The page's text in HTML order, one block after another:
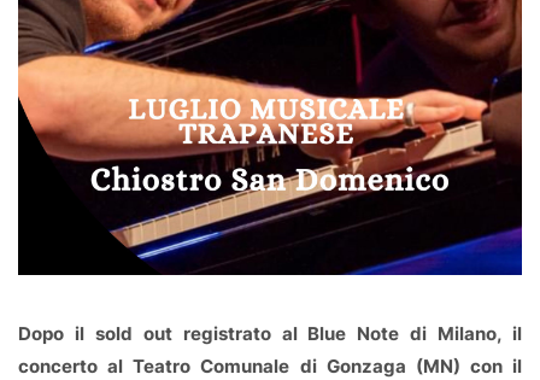
Dopo il sold out registrato al Blue Note di Milano, il
concerto al Teatro Comunale di Gonzaga (MN) con il